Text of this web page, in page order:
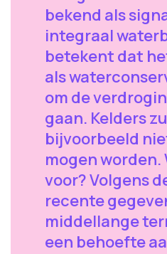
bekend als
integraal
betekent dat
als
om de
gaan. Kelders
bijvoorbeeld
mogen
voor? Volgens
recente
middellange
een behoefte